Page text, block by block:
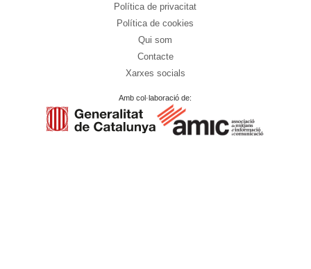
Política de privacitat
Política de cookies
Qui som
Contacte
Xarxes socials
Amb col·laboració de: